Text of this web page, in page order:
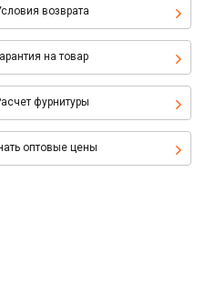
возврата
на товар
фурнитуры
оптовые цены